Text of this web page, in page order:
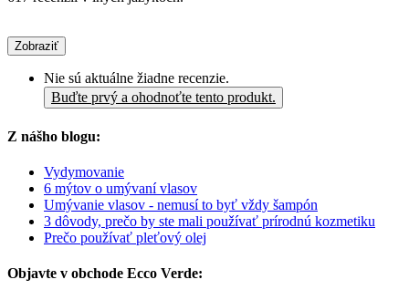
Zobraziť
Nie sú aktuálne žiadne recenzie.
Buďte prvý a ohodnoťte tento produkt.
Z nášho blogu:
Vydymovanie
6 mýtov o umývaní vlasov
Umývanie vlasov - nemusí to byť vždy šampón
3 dôvody, prečo by ste mali používať prírodnú kozmetiku
Prečo používať pleťový olej
Objavte v obchode Ecco Verde: